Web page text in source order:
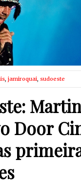
, jamiroquai, sudoeste
Martin
Door